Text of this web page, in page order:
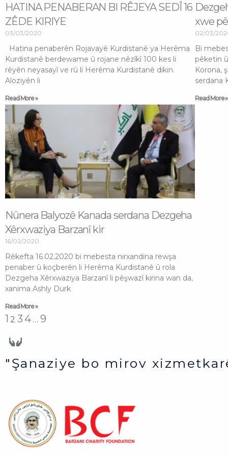
HATINA PENABERAN BI RÊJEYA SEDÎ 16
ZÊDE KIRIYE
03/03/2020
Hatina penaberên Rojavayê Kurdistanê ya Herêma
Kurdistanê berdewame û rojane nêzîkî 100 kes li
rêyên neyasayî ve rû li Herêma Kurdistanê dikin.
Aloziyên li
Read More »
xwe
02/03/
Bi
pêketin
Korona,
serdana
Read More »
Nûnera Balyozê Kanada serdana Dezgeha
Xêrxwaziya Barzanî kir
16/02/2020
Rêkefta 16.02.2020 bi mebesta nirxandina rewşa
penaber û koçberên li Herêma Kurdistanê û rola
Dezgeha Xêrxwaziya Barzanî li pêşwazî kirina wan da,
xanima Ashly Durk
Read More »
1 2 34 … 9
"Şanaziye bo mirov